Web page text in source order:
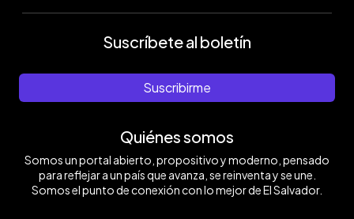
Suscríbete al boletín
Suscribirme
Quiénes somos
Somos un portal abierto, propositivo y moderno, pensado
para reflejar a un país que avanza, se reinventa y se une.
Somos el punto de conexión con lo mejor de El Salvador.